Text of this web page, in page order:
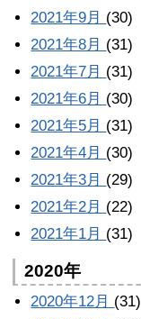
2021年9月 (30)
2021年8月 (31)
2021年7月 (31)
2021年6月 (30)
2021年5月 (31)
2021年4月 (30)
2021年3月 (29)
2021年2月 (22)
2021年1月 (31)
2020年
2020年12月 (31)